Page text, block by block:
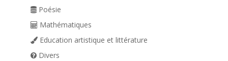
Poésie
Mathématiques
Education artistique et littérature
Divers